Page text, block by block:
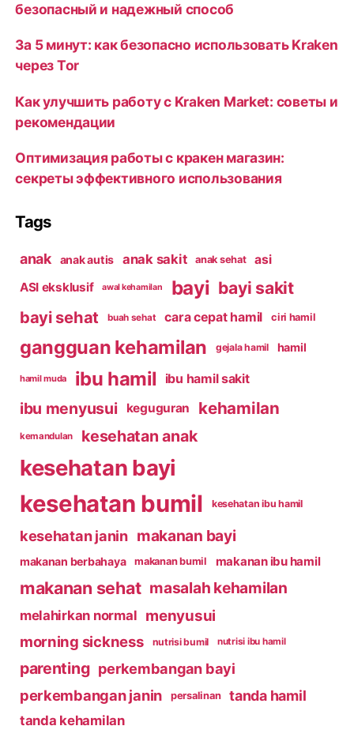
безопасный и надежный способ
За 5 минут: как безопасно использовать Kraken
через Tor
Как улучшить работу с Kraken Market: советы и
рекомендации
Оптимизация работы с кракен магазин:
секреты эффективного использования
Tags
anak anak autis anak sakit anak sehat
asi
ASI eksklusif
awal kehamilan bayi bayi sakit
bayi sehat buah sehat cara cepat hamil ciri hamil
gangguan kehamilan gejala hamil hamil
hamil muda ibu hamil ibu hamil sakit
ibu menyusui keguguran kehamilan
kemandulan kesehatan anak
kesehatan bayi
kesehatan bumil kesehatan ibu hamil
kesehatan janin makanan bayi
makanan berbahaya makanan bumil makanan ibu hamil
makanan sehat masalah kehamilan
melahirkan normal menyusui
morning sickness nutrisi bumil nutrisi ibu hamil
parenting perkembangan bayi
perkembangan janin
persalinan tanda hamil
tanda kehamilan